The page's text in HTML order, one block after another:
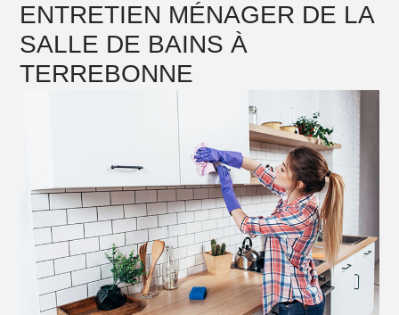
ENTRETIEN MÉNAGER DE LA
SALLE DE BAINS À
TERREBONNE